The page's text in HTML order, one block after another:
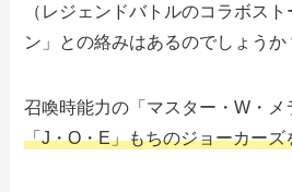
（レジェンドバトルのコラボス
ン」との絡みはあるのでしょうか
召喚時能力の「マスター・W・メ
「J・O・E」もちのジョーカーズ